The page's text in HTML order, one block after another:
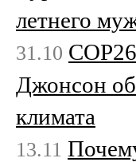
летнего
31.10
Джонсон
климата
13.11